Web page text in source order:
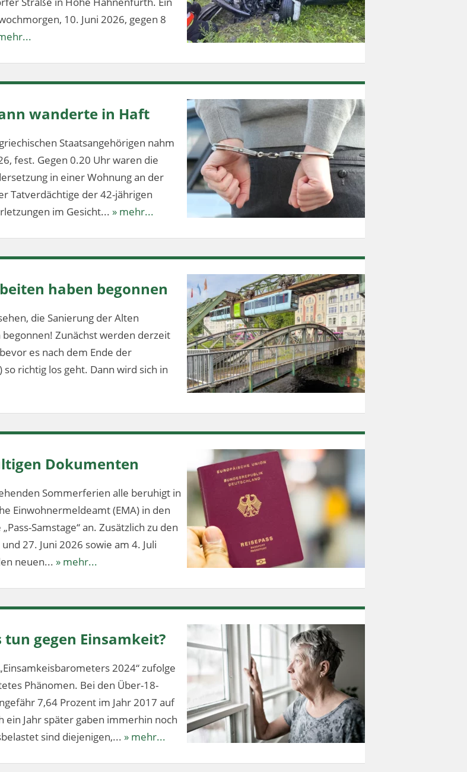
10. Juni 2026, gegen 8
wanderte in Haft
Staatsangehörigen nahm
fest. Gegen 0.20 Uhr waren die
in einer Wohnung an der
Tatverdächtige der 42-jährigen
im Gesicht... » mehr...
haben begonnen
die Sanierung der Alten
Zunächst werden derzeit
es nach dem Ende der
richtig los geht. Dann wird sich in
Dokumenten
Sommerferien alle beruhigt in
Einwohnermeldeamt (EMA) in den
Samstage“ an. Zusätzlich zu den
27. Juni 2026 sowie am 4. Juli
neuen... » mehr...
tun gegen Einsamkeit?
2024“ zufolge
Phänomen. Bei den Über-18-
7,64 Prozent im Jahr 2017 auf
ein Jahr später gaben immerhin noch
sind diejenigen,... » mehr...